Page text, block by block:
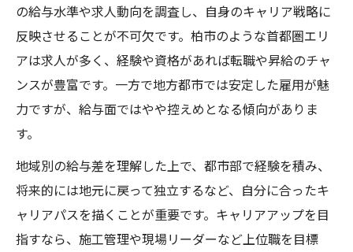
の給与水準や求人動向を調査し、自身のキャリア戦略に
反映させることが不可欠です。柏市のような首都圏エリ
アは求人が多く、経験や資格があれば転職や昇給のチャ
ンスが豊富です。一方で地方都市では安定した雇用が魅
力ですが、給与面ではやや控えめとなる傾向がありま
す。
地域別の給与差を理解した上で、都市部で経験を積み、
将来的には地元に戻って独立するなど、自分に合ったキ
ャリアパスを描くことが重要です。キャリアアップを目
指すなら、施工管理や現場リーダーなど上位職を目標